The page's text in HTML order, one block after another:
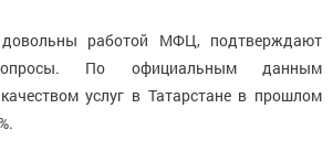
работой МФЦ, подтверждают
опросы. По официальным данным
услуг в Татарстане в прошлом